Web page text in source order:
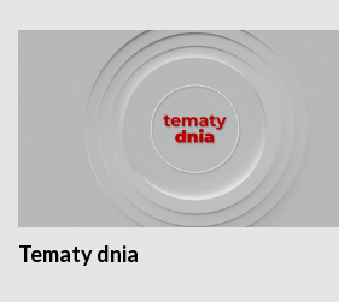
Tematy dnia